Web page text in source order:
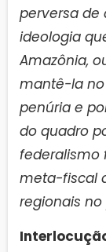
perversa de
ideologia
Amazônia,
mantê-la no
penúria e
do quadro
federalismo
meta-fiscal
regionais no